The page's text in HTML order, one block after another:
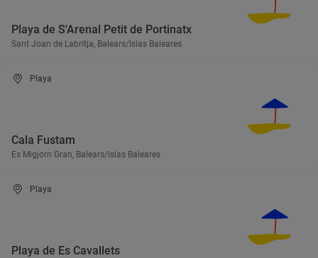
Playa de S'Arenal Petit de Portinatx
Sant Joan de Labritja, Balears/Islas Baleares
Playa
Cala Fustam
Es Migjorn Gran, Balears/Islas Baleares
Playa
Playa de Es Cavallets